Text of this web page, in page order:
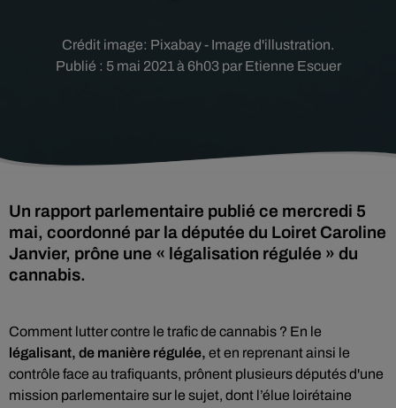
Publié : 5 mai 2021 à 6h03 par Etienne Escuer
Crédit image: Pixabay - Image d'illustration.
Un rapport parlementaire publié ce mercredi 5
mai, coordonné par la députée du Loiret Caroline
Janvier, prône une « légalisation régulée » du
cannabis.
Comment lutter contre le trafic de cannabis ? En le
légalisant, de manière régulée, et en reprenant ainsi le
contrôle face au trafiquants, prônent plusieurs députés d'une
mission parlementaire sur le sujet, dont l’élue loirétaine